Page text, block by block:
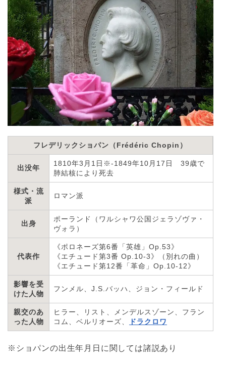
フレデリックショパン（Frédéric Chopin）
出没年
1810年3月1日※-1849年10月17日 39歳で
肺結核により死去
様式・流
派
ロマン派
出身
ポーランド（ワルシャワ公国ジェラゾヴァ・
ヴォラ）
代表作
《ポロネーズ第6番「英雄」Op.53》
《エチュード第3番 Op.10-3》（別れの曲）
《エチュード第12番「革命」Op.10-12》
影響を受
けた人物
フンメル、J.S.バッハ、ジョン・フィールド
親交のあ
った人物
ヒラー、リスト、メンデルスゾーン、フラン
コム、ベルリオーズ、
ドラクロワ
※ショパンの出生年月日に関しては諸説あり